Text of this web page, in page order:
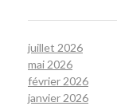
juillet 2026
mai 2026
février 2026
janvier 2026